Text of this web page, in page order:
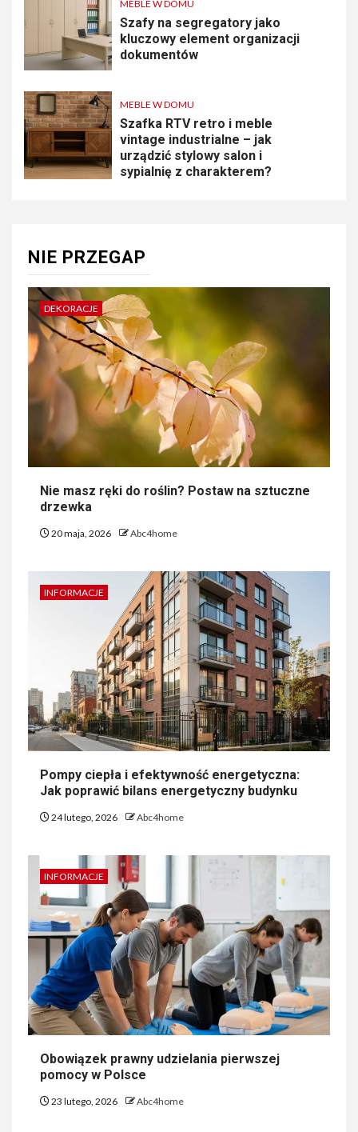
MEBLE W DOMU
Szafy na segregatory jako
kluczowy element organizacji
dokumentów
MEBLE W DOMU
Szafka RTV retro i meble
vintage industrialne – jak
urządzić stylowy salon i
sypialnię z charakterem?
NIE PRZEGAP
DEKORACJE
Nie masz ręki do roślin? Postaw na sztuczne
drzewka
20 maja, 2026 Abc4home
INFORMACJE
Pompy ciepła i efektywność energetyczna:
Jak poprawić bilans energetyczny budynku
24 lutego, 2026 Abc4home
INFORMACJE
Obowiązek prawny udzielania pierwszej
pomocy w Polsce
23 lutego, 2026 Abc4home